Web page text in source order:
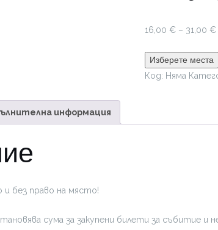
16,00 € – 31,00 €
Изберете места
Код: Няма
информация
и без право на място!
сума за закупени билети за събитие и